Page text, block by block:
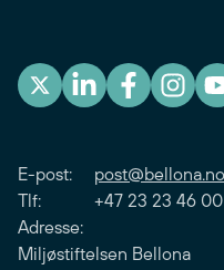
E-post: post@bellona.no
Tlf: +47 23 23 46 00
Adresse:
Miljøstiftelsen Bellona